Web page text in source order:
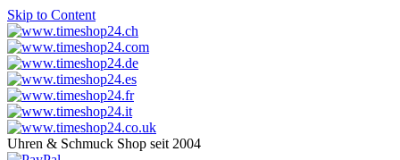
Skip to Content
Uhren & Schmuck Shop seit 2004